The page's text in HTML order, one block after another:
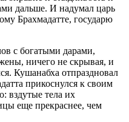
дальше. И надумал царь
Брахмадатте, государю
с богатыми дарами,
ничего не скрывая, и
Кушанабха отпраздновал
прикоснулся к своим
вздутые тела их
еще прекраснее, чем